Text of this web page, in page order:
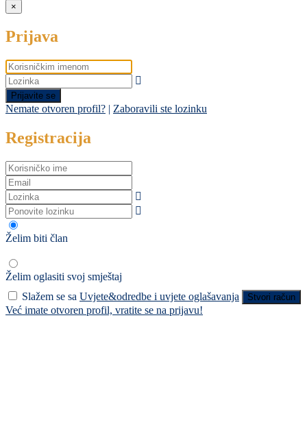
×
Prijava
Prijavite se
Nemate otvoren profil? | Zaboravili ste lozinku
Registracija
Želim biti član
Želim oglasiti svoj smještaj
Slažem se sa Uvjete&odredbe i uvjete oglašavanja Stvori račun
Već imate otvoren profil, vratite se na prijavu!